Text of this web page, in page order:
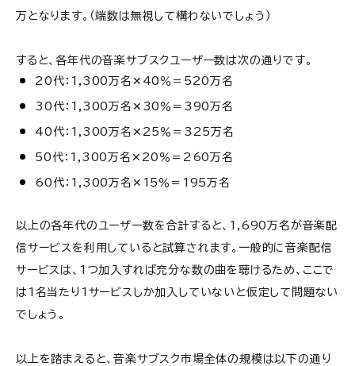
万となります。（端数は無視して構わないでしょう）
すると、各年代の音楽サブスクユーザー数は次の通りです。
20代：1,300万名✕40％＝520万名
30代：1,300万名✕30％＝390万名
40代：1,300万名✕25％＝325万名
50代：1,300万名✕20％＝260万名
60代：1,300万名✕15％＝195万名
以上の各年代のユーザー数を合計すると、1,690万名が音楽配
信サービスを利用していると試算されます。一般的に音楽配信
サービスは、1つ加入すれば充分な数の曲を聴けるため、ここで
は1名当たり1サービスしか加入していないと仮定して問題ない
でしょう。
以上を踏まえると、音楽サブスク市場全体の規模は以下の通り